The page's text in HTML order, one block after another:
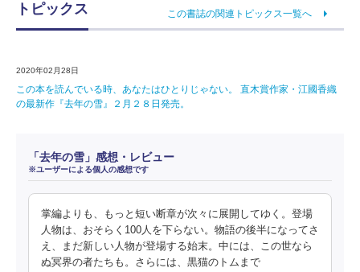
トピックス この書誌の関連トピックス一覧へ
2020年02月28日
この本を読んでいる時、あなたはひとりじゃない。 直木賞作家・江國香織
の最新作『去年の雪』２月２８日発売。
「去年の雪」感想・レビュー
※ユーザーによる個人の感想です
掌編よりも、もっと短い断章が次々に展開してゆく。登場
人物は、おそらく100人を下らない。物語の後半になってさ
え、まだ新しい人物が登場する始末。中には、この世なら
ぬ冥界の者たちも。さらには、黒猫のトムまで